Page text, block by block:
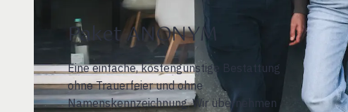
Paket ANONYM
Eine einfache, kostengünstige Bestattung
ohne Trauerfeier und ohne
Namenskennzeichnung. Wir übernehmen